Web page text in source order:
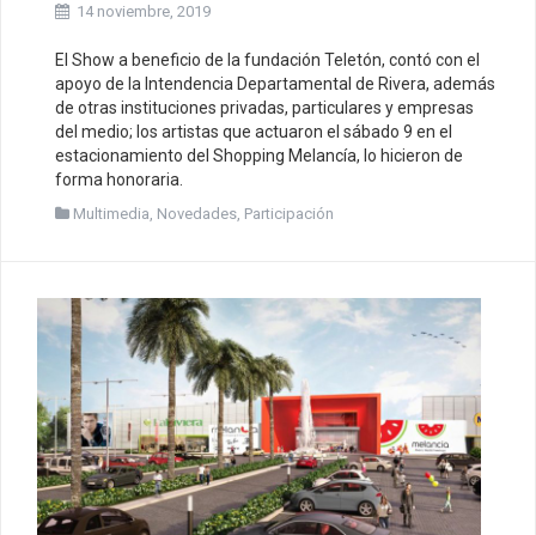
14 noviembre, 2019
El Show a beneficio de la fundación Teletón, contó con el
apoyo de la Intendencia Departamental de Rivera, además
de otras instituciones privadas, particulares y empresas
del medio; los artistas que actuaron el sábado 9 en el
estacionamiento del Shopping Melancía, lo hicieron de
forma honoraria.
Multimedia Novedades Participación